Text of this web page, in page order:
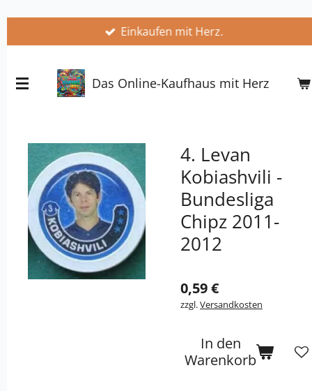
springen
Einkaufen mit Herz.
Das Online-Kaufhaus mit Herz
4. Levan
Kobiashvili -
Bundesliga
Chipz 2011-
2012
0,59 €
zzgl.Versandkosten
In den
Warenkorb